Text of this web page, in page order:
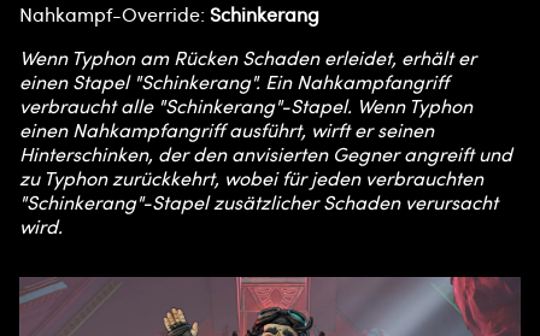
Nahkampf-Override: Schinkerang
Wenn Typhon am Rücken Schaden erleidet, erhält er
einen Stapel "Schinkerang". Ein Nahkampfangriff
verbraucht alle "Schinkerang"-Stapel. Wenn Typhon
einen Nahkampfangriff ausführt, wirft er seinen
Hinterschinken, der den anvisierten Gegner angreift und
zu Typhon zurückkehrt, wobei für jeden verbrauchten
"Schinkerang"-Stapel zusätzlicher Schaden verursacht
wird.